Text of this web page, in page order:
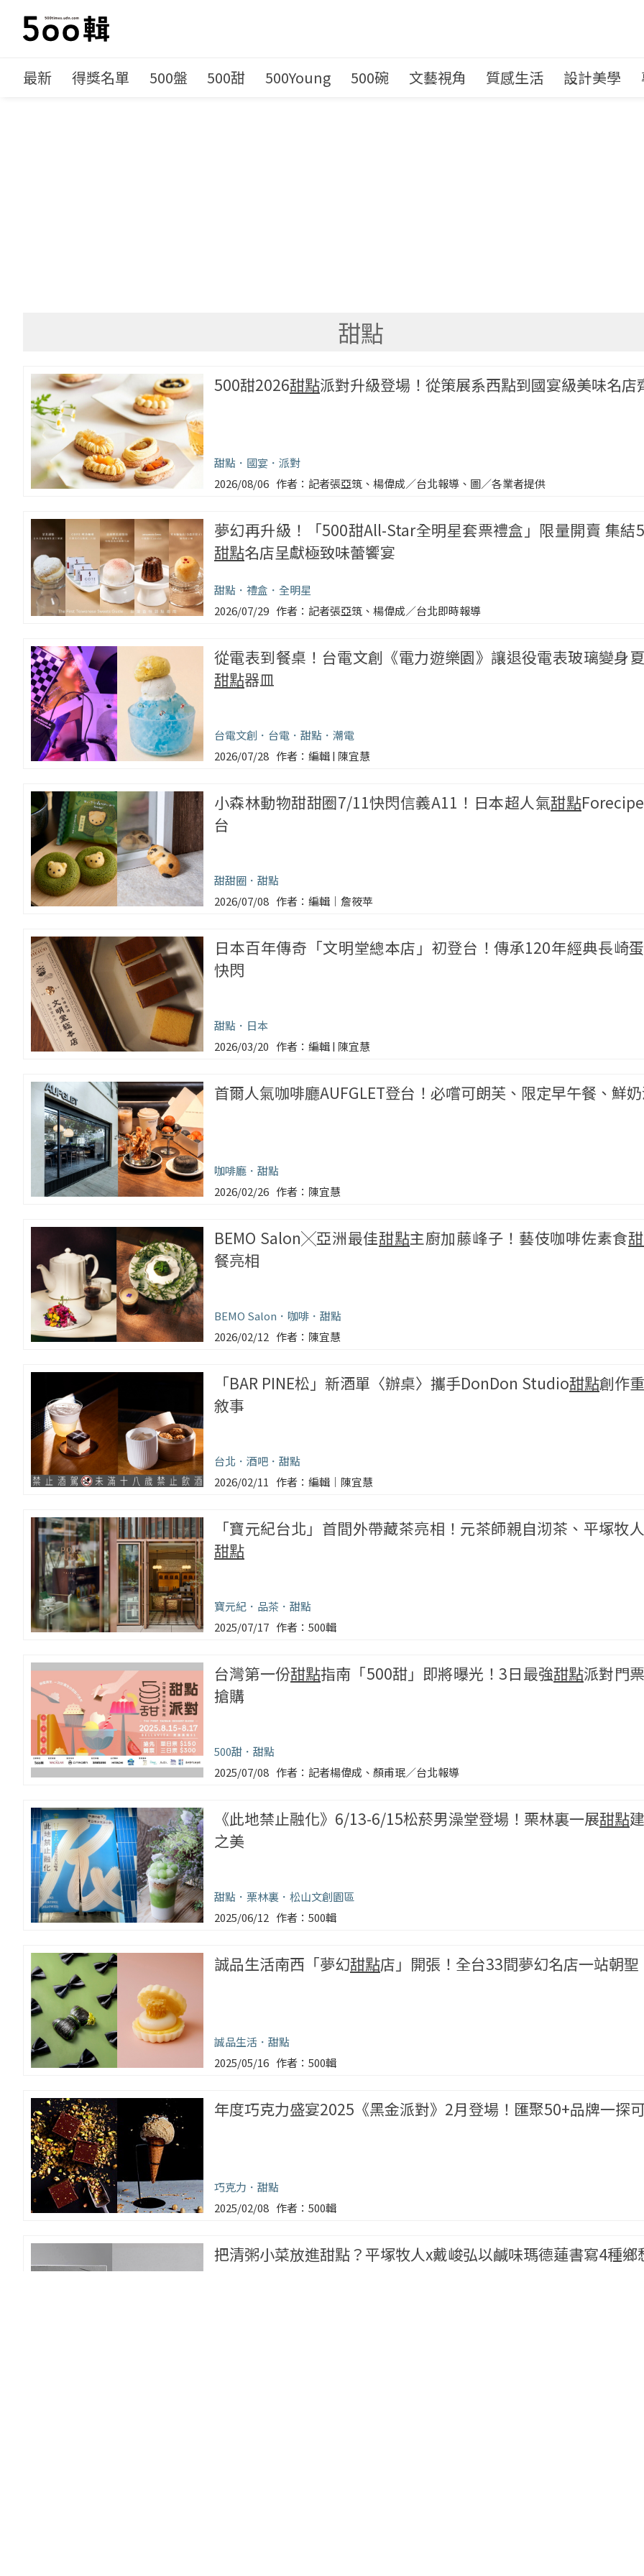
最新 得獎名單 500盤 500甜 500Young 500碗 文藝視角 質感生活 設計美學
甜點
500甜2026甜點派對升級登場！從策展系西點到國宴級美味名店
甜點 國宴
派對
2026/08/06
記者張亞筑、楊偉成／台北報導、圖／各業者提供
夢幻再升級！「500甜All-Star全明星套票禮盒」限量開賣 集結
甜點名店呈獻極致味蕾饗宴
甜點 禮盒
全明星
2026/07/29
記者張亞筑、楊偉成／台北即時報導
從電表到餐桌！台電文創《電力遊樂園》讓退役電表玻璃變身
甜點器皿
台電文創 台電 甜點
潮電
2026/07/28
編輯 | 陳宜慧
小森林動物甜甜圈7/11快閃信義A11！日本超人氣甜點
台
甜甜圈
甜點
2026/07/08
編輯｜詹筱苹
日本百年傳奇「文明堂總本店」初登台！傳承120年經典長崎
快閃
甜點
日本
2026/03/20
編輯 | 陳宜慧
首爾人氣咖啡廳AUFGLET登台！必嚐可朗芙、限定早午餐、鮮
咖啡廳
甜點
2026/02/26
陳宜慧
BEMO Salon╳亞洲最佳甜點主廚加藤峰子！藝伎咖啡佐素食
餐亮相
BEMO Salon 咖啡
甜點
2026/02/12
陳宜慧
「BAR PINE松」新酒單〈辦桌〉攜手DonDon Studio甜點創作
敘事
台北 酒吧
甜點
2026/02/11
編輯｜陳宜慧
「寶元紀台北」首間外帶藏茶亮相！元茶師親自沏茶、平塚牧
甜點
寶元紀 品茶
甜點
2025/07/17
500輯
台灣第一份甜點指南「500甜」即將曝光！3日最強甜點派對門
搶購
500甜
甜點
2025/07/08
記者楊偉成、顏甫珉／台北報導
《此地禁止融化》6/13-6/15松菸男澡堂登場！栗林裏一展甜點
之美
甜點 栗林裏
松山文創園區
2025/06/12
500輯
誠品生活南西「夢幻甜點店」開張！全台33間夢幻名店一站朝聖
誠品生活
甜點
2025/05/16
500輯
年度巧克力盛宴2025《黑金派對》2月登場！匯聚50+品牌一探
巧克力
甜點
2025/02/08
500輯
把清粥小菜放進甜點？平塚牧人x戴峻弘以鹹味瑪德蓮書寫4種鄉